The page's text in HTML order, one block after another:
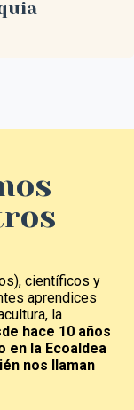
científicos y
aprendices
la
hace 10 años
en la Ecoaldea
nos llaman